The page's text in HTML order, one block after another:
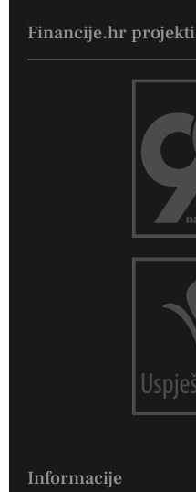
Financije.hr projekti
Informacije